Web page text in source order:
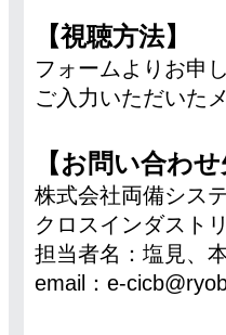
【視聴方法】
フォームよりお申
ご入力いただいた
【お問い合わせ
株式会社両備シス
クロスインダスト
担当者名：塩見、
email：e-